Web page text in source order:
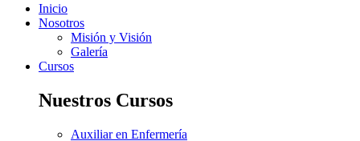
Inicio
Nosotros
Misión y Visión
Galería
Cursos
Nuestros Cursos
Auxiliar en Enfermería